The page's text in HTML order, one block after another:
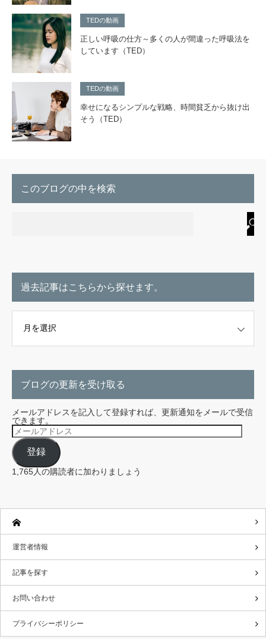
TEDの動画
正しい呼吸の仕方～多くの人が間違った呼吸法を
しています（TED）
TEDの動画
幸せになるシンプルな戦略、時間貧乏から抜け出
そう（TED）
このブログの中を検索
過去記事はこちらから探せます。
ブログの更新を受け取る
メールアドレスを記入して登録すれば、更新通知をメールで受信
できます。
メ
ー
ル
ア
ド
レ
ス
登録
1,765人の購読者に加わりましょう
運営者情報
記事を探す
お問い合わせ
プライバシーポリシー